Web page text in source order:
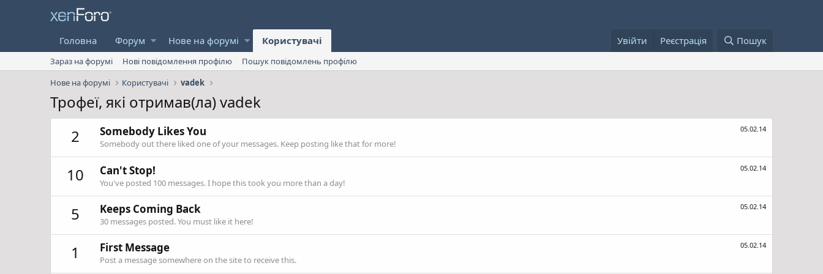
Головна Форум Нове на форумі Користувачі Увійти Реєстрація Пошук
Зараз на форумі Нові повідомлення профілю
Пошук повідомлень профілю
Нове на форумі
Користувачі vadek
Трофеї, які отримав(ла) vadek
2
05.02.14
Somebody Likes You
Somebody out there liked one of your messages. Keep posting like that for more!
10 05.02.14
Can't Stop!
You've posted 100 messages. I hope this took you more than a day!
5 05.02.14
Keeps Coming Back
30 messages posted. You must like it here!
1 05.02.14
First Message
Post a message somewhere on the site to receive this.